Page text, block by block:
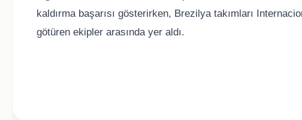
kaldırma başarısı gösterirken, Brezilya takımları
götüren ekipler arasında yer aldı.